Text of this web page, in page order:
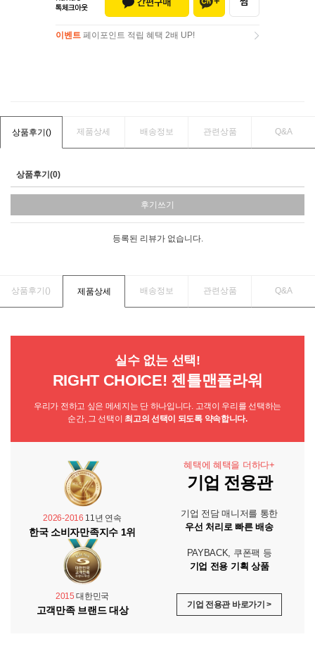
이벤트 페이포인트 적립 혜택 2배 UP!
상품후기() 제품상세 배송정보 관련상품 Q&A
상품후기(0)
후기쓰기
등록된 리뷰가 없습니다.
상품후기() 제품상세 배송정보 관련상품 Q&A
실수 없는 선택!
RIGHT CHOICE! 젠틀맨플라워
우리가 전하고 싶은 메세지는 단 하나입니다. 고객이 우리를 선택하는
순간, 그 선택이 최고의 선택이 되도록 약속합니다.
2026-2016 11년 연속
한국 소비자만족지수 1위
2015 대한민국
고객만족 브랜드 대상
혜택에 혜택을 더하다+
기업 전용관
기업 전담 매니저를 통한
우선 처리로 빠른 배송
PAYBACK, 쿠폰팩 등
기업 전용 기획 상품
기업 전용관 바로가기 >